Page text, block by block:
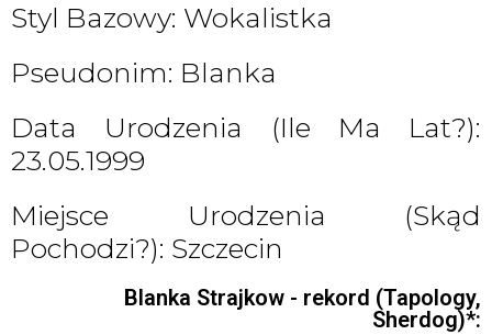
Styl Bazowy: Wokalistka
Pseudonim: Blanka
Data Urodzenia (ile Ma Lat?):
23.05.1999
Miejsce Urodzenia (skąd
Pochodzi?): Szczecin
Blanka Strajkow - rekord (Tapology,
Sherdog)*: